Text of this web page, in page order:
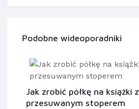
Podobne wideoporadniki
Jak zrobić półkę na książki z
przesuwanym stoperem